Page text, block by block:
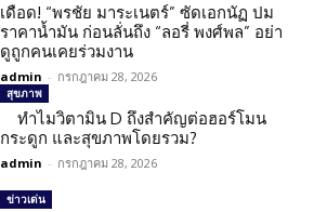
เดือด! “พรชัย มาระเนตร์” ซัดเอกนัฏ ปม
ราคาน้ำมัน ก่อนลั่นถึง “ลอรี่ พงศ์พล” อย่า
ดูถูกคนเคยร่วมงาน
admin - กรกฎาคม 28, 2026
สุขภาพ
ทำไมวิตามิน D ถึงสำคัญต่อฮอร์โมน
กระดูก และสุขภาพโดยรวม?
admin - กรกฎาคม 28, 2026
ข่าวเด่น